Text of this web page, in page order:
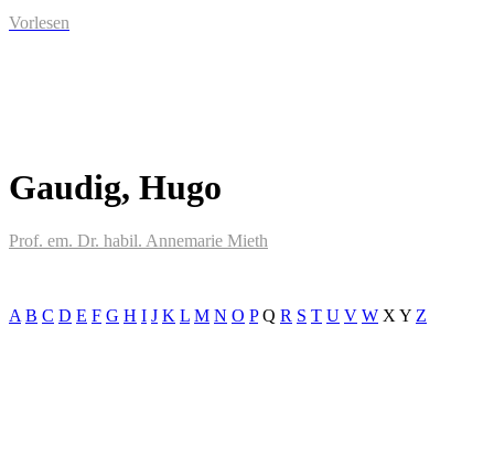
Vorlesen
Gaudig, Hugo
Prof. em. Dr. habil. Annemarie Mieth
A B C D E F G H I J K L M N O P Q R S T U V W X Y Z